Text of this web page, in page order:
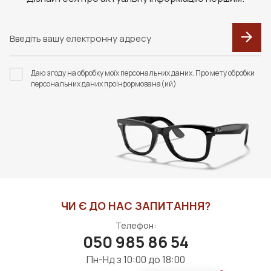
СПРЕЙ З ЕФЕКТОМ
NO FOG 10 МЛ S022
350 грн
НАБІР ОДНАРАЗОВИХ
АНТИФОГ" (20 ШТУК)
1400 грн
Даю згоду на обробку моїх персональних даних. Про мету обробки
персональних даних проінформована(ий)
ЧИ Є ДО НАС ЗАПИТАННЯ?
Телефон:
050 985 86 54
Пн-Нд з 10:00 до 18:00